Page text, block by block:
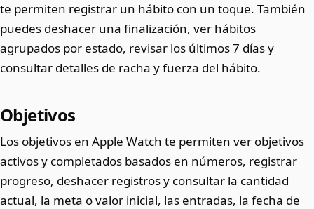
te permiten registrar un hábito con un toque. También
puedes deshacer una finalización, ver hábitos
agrupados por estado, revisar los últimos 7 días y
consultar detalles de racha y fuerza del hábito.
Objetivos
Los objetivos en Apple Watch te permiten ver objetivos
activos y completados basados en números, registrar
progreso, deshacer registros y consultar la cantidad
actual, la meta o valor inicial, las entradas, la fecha de